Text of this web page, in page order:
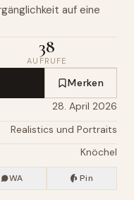
auf eine
38
AUFRUFE
Merken
28. April 2026
Realistics und Portraits
Knöchel
WA Pin